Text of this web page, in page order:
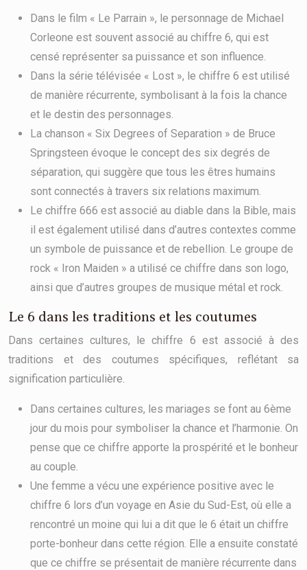
Dans le film « Le Parrain », le personnage de Michael
Corleone est souvent associé au chiffre 6, qui est
censé représenter sa puissance et son influence.
Dans la série télévisée « Lost », le chiffre 6 est utilisé
de manière récurrente, symbolisant à la fois la chance
et le destin des personnages.
La chanson « Six Degrees of Separation » de Bruce
Springsteen évoque le concept des six degrés de
séparation, qui suggère que tous les êtres humains
sont connectés à travers six relations maximum.
Le chiffre 666 est associé au diable dans la Bible, mais
il est également utilisé dans d’autres contextes comme
un symbole de puissance et de rebellion. Le groupe de
rock « Iron Maiden » a utilisé ce chiffre dans son logo,
ainsi que d’autres groupes de musique métal et rock.
Le 6 dans les traditions et les coutumes
Dans certaines cultures, le chiffre 6 est associé à des
traditions et des coutumes spécifiques, reflétant sa
signification particulière.
Dans certaines cultures, les mariages se font au 6ème
jour du mois pour symboliser la chance et l’harmonie. On
pense que ce chiffre apporte la prospérité et le bonheur
au couple.
Une femme a vécu une expérience positive avec le
chiffre 6 lors d’un voyage en Asie du Sud-Est, où elle a
rencontré un moine qui lui a dit que le 6 était un chiffre
porte-bonheur dans cette région. Elle a ensuite constaté
que ce chiffre se présentait de manière récurrente dans